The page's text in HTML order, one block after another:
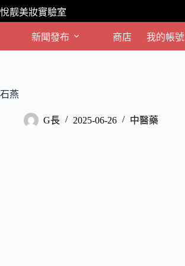
跳
至
要
悅靓美妝實驗室
新聞發布 商店 我的帳號
石燕
G長 2025-06-26 中醫藥